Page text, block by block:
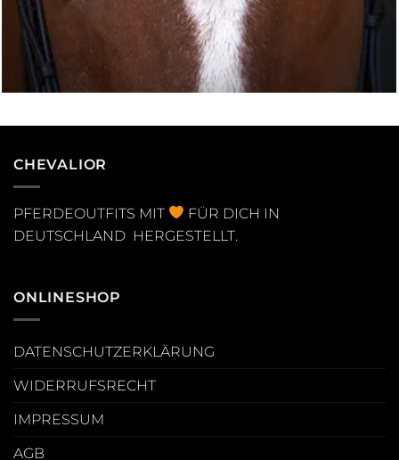
CHEVALIOR
PFERDEOUTFITS MIT
FÜR DICH IN
DEUTSCHLAND HERGESTELLT.
ONLINESHOP
DATENSCHUTZERKLÄRUNG
WIDERRUFSRECHT
IMPRESSUM
AGB